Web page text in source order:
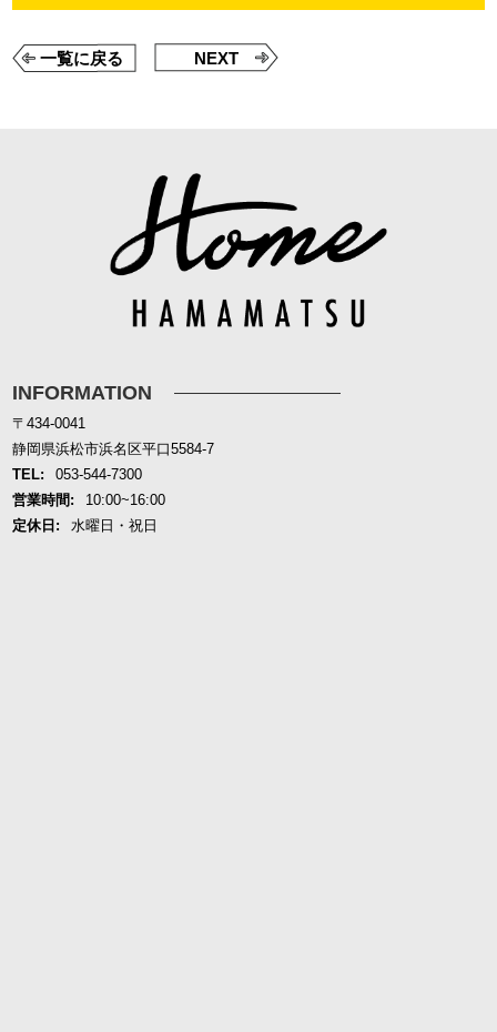
一覧に戻る NEXT
INFORMATION
〒434-0041
静岡県浜松市浜名区平口5584-7
TEL:
053-544-7300
営業時間:
10:00~16:00
定休日:
水曜日・祝日